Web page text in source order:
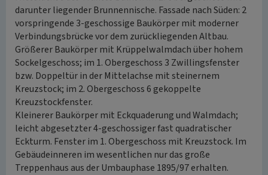
darunter liegender Brunnennische. Fassade nach Süden: 2
vorspringende 3-geschossige Baukörper mit moderner
Verbindungsbrücke vor dem zurückliegenden Altbau.
Größerer Baukörper mit Krüppelwalmdach über hohem
Sockelgeschoss; im 1. Obergeschoss 3 Zwillingsfenster
bzw. Doppeltür in der Mittelachse mit steinernem
Kreuzstock; im 2. Obergeschoss 6 gekoppelte
Kreuzstockfenster.
Kleinerer Baukörper mit Eckquaderung und Walmdach;
leicht abgesetzter 4-geschossiger fast quadratischer
Eckturm. Fenster im 1. Obergeschoss mit Kreuzstock. Im
Gebäudeinneren im wesentlichen nur das große
Treppenhaus aus der Umbauphase 1895/97 erhalten.